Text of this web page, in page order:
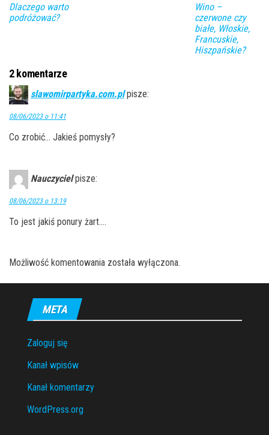
Dlaczego warto
podróżować?
Wino –
czerwone czy
białe, Włoskie,
Francuskie,
Hiszpańskie?
2 komentarze
slawomirpartyka.com.pl pisze:
08/06/2023 o 11:41
Co zrobić… Jakieś pomysły?
Nauczyciel pisze:
08/06/2023 o 13:19
To jest jakiś ponury żart….
Możliwość komentowania została wyłączona.
META
Zaloguj się
Kanał wpisów
Kanał komentarzy
WordPress.org